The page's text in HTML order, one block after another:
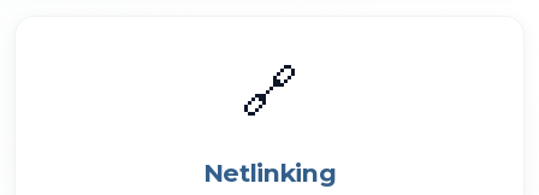
🔗
Netlinking